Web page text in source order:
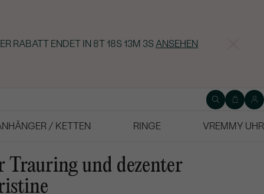
RABATT ENDET IN 8T 18S 13M 2SANSEHEN
/ KETTEN RINGE
VREMMY UHR
Trauring und dezenter